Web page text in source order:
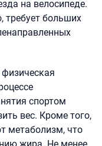
на велосипеде.
требует больших
спортом
вес. Кроме того,
метаболизм, что